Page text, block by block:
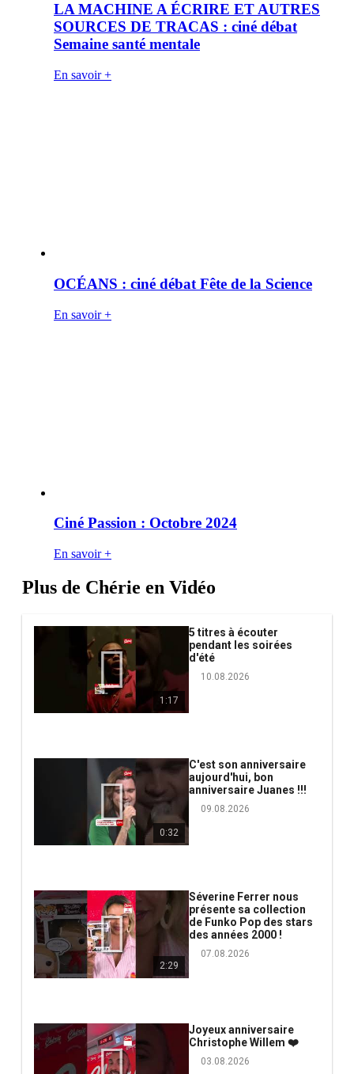
LA MACHINE A ÉCRIRE ET AUTRES
SOURCES DE TRACAS : ciné débat
Semaine santé mentale
En savoir +
OCÉANS : ciné débat Fête de la Science
En savoir +
Ciné Passion : Octobre 2024
En savoir +
Plus de Chérie en Vidéo
1:17
5 titres à écouter
pendant les soirées
d'été
10.08.2026
0:32
C'est son anniversaire
aujourd'hui, bon
anniversaire Juanes !!!
09.08.2026
2:29
Séverine Ferrer nous
présente sa collection
de Funko Pop des stars
des années 2000 !
07.08.2026
Joyeux anniversaire
Christophe Willem ❤️
03.08.2026